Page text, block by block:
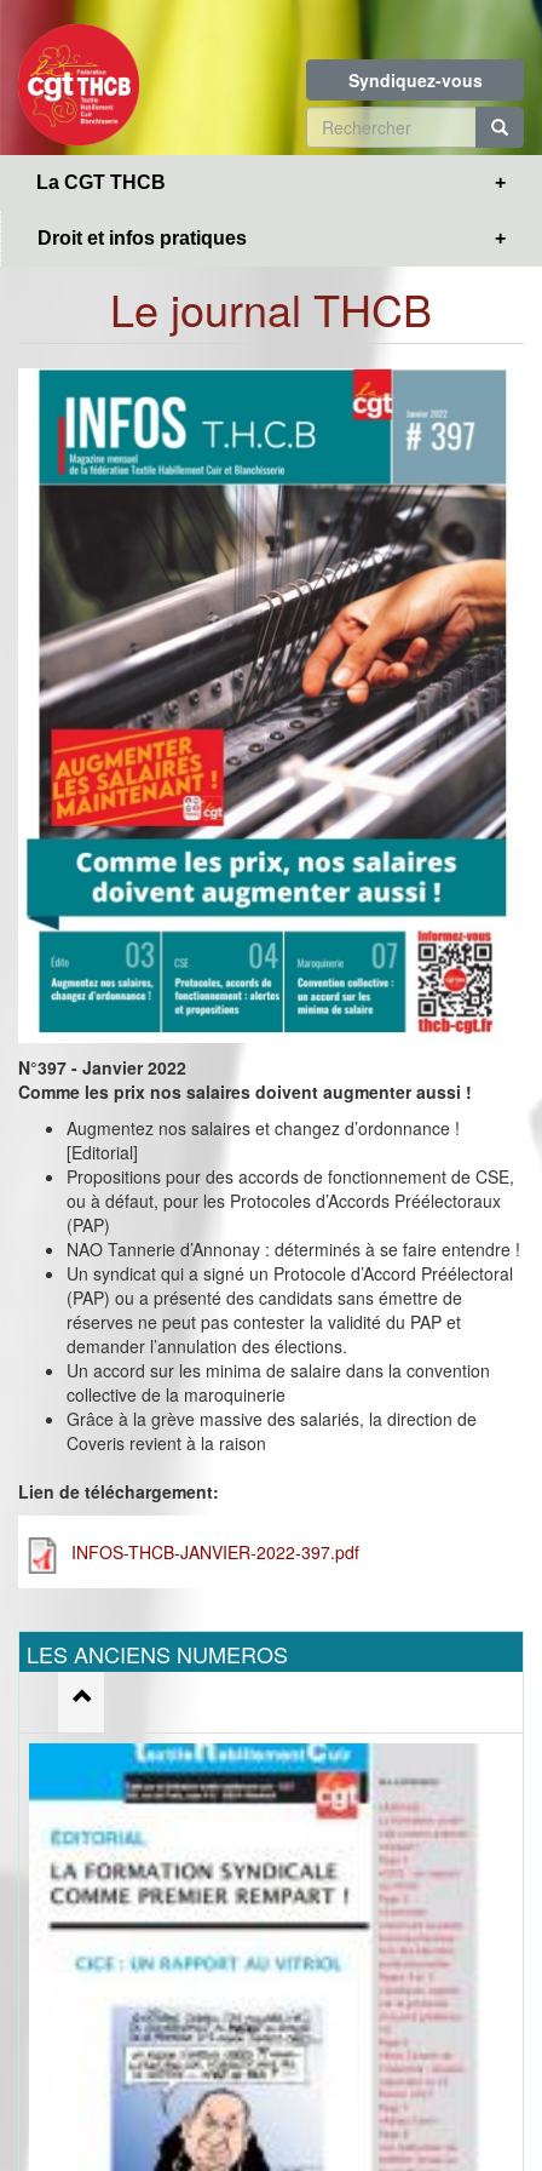
contenu
principal
Syndiquez-vous
Formulaire
de
La CGT THCB
Droit et infos pratiques
Le journal THCB
N°397 - Janvier 2022
Comme les prix nos salaires doivent augmenter aussi !
Augmentez nos salaires et changez d’ordonnance !
[Editorial]
Propositions pour des accords de fonctionnement de CSE,
ou à défaut, pour les Protocoles d’Accords Préélectoraux
(PAP)
NAO Tannerie d’Annonay : déterminés à se faire entendre !
Un syndicat qui a signé un Protocole d’Accord Préélectoral
(PAP) ou a présenté des candidats sans émettre de
réserves ne peut pas contester la validité du PAP et
demander l’annulation des élections.
Un accord sur les minima de salaire dans la convention
collective de la maroquinerie
Grâce à la grève massive des salariés, la direction de
Coveris revient à la raison
Lien de téléchargement:
INFOS-THCB-JANVIER-2022-397.pdf
LES ANCIENS NUMEROS